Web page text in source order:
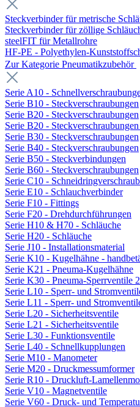
Steckverbinder für metrische
Steckverbinder für zöllige
steelFIT für Metallrohre
HF-PE - Polyethylen-
Zur Kategorie Pneumatikzubehör
Serie A10 -
Serie B10 - Steckverschraubungen
Serie B20 - Steckverschraubungen
Serie B20 - Steckverschraubungen
Serie B30 - Steckverschraubungen
Serie B40 - Steckverschraubungen
Serie B50 - Steckverbindungen
Serie B60 - Steckverschraubungen
Serie C10 -
Serie E10 - Schlauchverbinder
Serie F10 - Fittings
Serie F20 - Drehdurchführungen
Serie H10 & H70 - Schläuche
Serie H20 - Schläuche
Serie J10 - Installationsmaterial
Serie K10 - Kugelhähne -
Serie K21 - Pneuma-Kugelhähne
Serie K30 - Pneuma-Sperrventile
Serie L10 - Sperr- und
Serie L11 - Sperr- und
Serie L20 - Sicherheitsventile
Serie L21 - Sicherheitsventile
Serie L30 - Funktionsventile
Serie L40 - Schnellkupplungen
Serie M10 - Manometer
Serie M20 - Druckmessumformer
Serie R10 - Druckluft-
Serie V10 - Magnetventile
Serie V60 - Druck- und